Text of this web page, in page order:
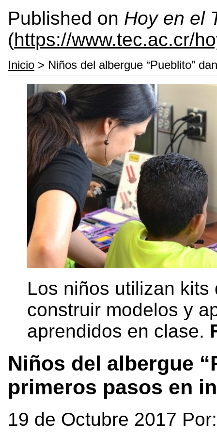
Published on Hoy en el
(https://www.tec.ac.cr/
Inicio > Niños del albergue “Pueblito”
Los niños utilizan
construir modelos y
aprendidos en clase.
Niños del albergue
primeros pasos en
19 de Octubre 2017